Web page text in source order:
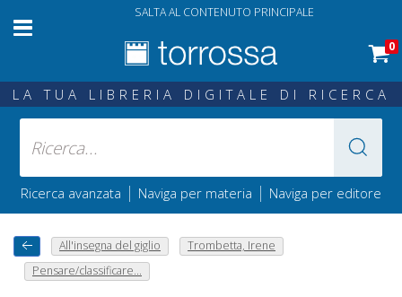
SALTA AL CONTENUTO PRINCIPALE
0
LA TUA LIBRERIA DIGITALE DI RICERCA
Ricerca avanzata | Naviga per materia | Naviga per editore
All'insegna del giglio
Trombetta, Irene
Pensare/classificare...